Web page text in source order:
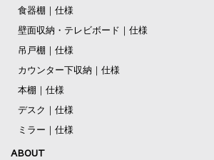
食器棚｜仕様
壁面収納・テレビボード｜仕様
吊戸棚｜仕様
カウンター下収納｜仕様
本棚｜仕様
デスク｜仕様
ミラー｜仕様
ABOUT